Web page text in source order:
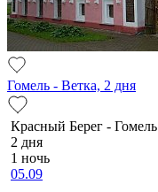
Гомель - Ветка, 2 дня
Красный Берег -
2 дня
1 ночь
05.09